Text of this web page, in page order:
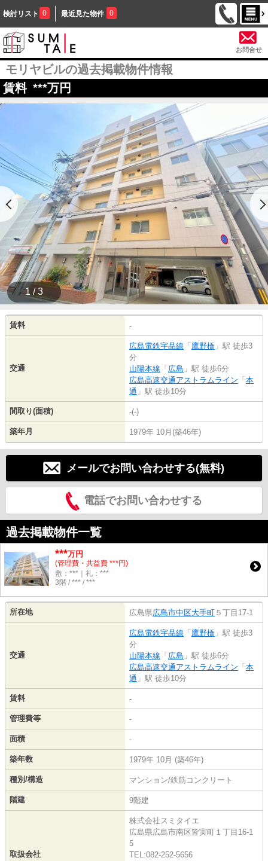
検討リスト 0 最近見た物件 0
お問合せ
モリヤビルの過去掲載物件情報
賃料 ***万円
1 / 3
賃料 -
交通
広島電鉄宇品線 「 鷹野橋 」駅 徒歩3
分
山陽本線 「 広島 」駅 徒歩6分
広島高速交通アストラムライン 「 本
通 」駅 徒歩10分
間取り(面積) -(-)
築年月 1979年 10月(築46年)
メールでお問い合わせする(無料)
電話でお問い合わせする
過去掲載物件一覧
***万円
(管理費・共益費 ***円)
敷：***｜礼：***
3階 / *** / ***
所在地 広島県広島市中区大手町 ５丁目17-1
交通
広島電鉄宇品線 「 鷹野橋 」駅 徒歩3
分
山陽本線 「 広島 」駅 徒歩6分
広島高速交通アストラムライン 「 本
通 」駅 徒歩10分
賃料 -
管理費等 -
面積 -
築年数 1979年 10月 (築46年)
種別/構造 マンション/鉄筋コンクリート
階建 9階建
取扱会社
株式会社スミタイエ
広島県広島市南区皆実町１丁目16-1
5
TEL:082-252-5656